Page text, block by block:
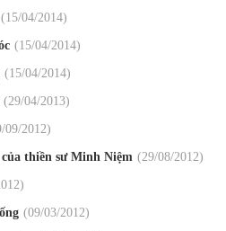
15/04/2014
15/04/2014
15/04/2014
29/04/2013
/09/2012
thiền sư Minh Niệm 29/08/2012
09/03/2012
mới 2020
/02/2019
mới 2019
mới 2026 24/12